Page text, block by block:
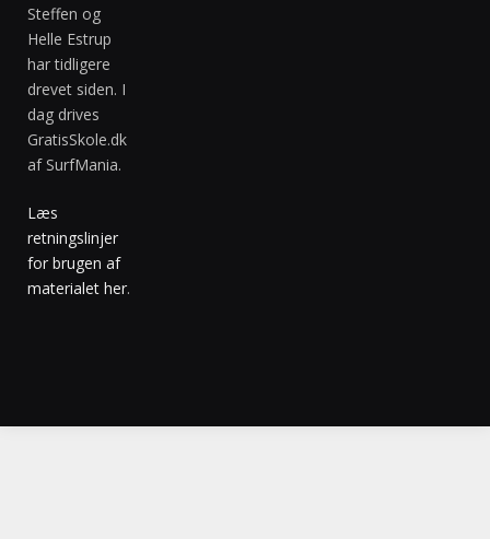
Steffen og
Helle Estrup
har tidligere
drevet siden. I
dag drives
GratisSkole.dk
af SurfMania.
Læs
retningslinjer
for brugen af
materialet her.